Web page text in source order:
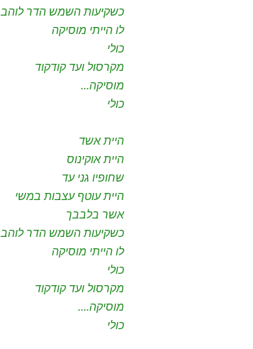
כשקיעות השמש הדר לוהב
לו הייתי מוסיקה
כולי
מקרסול ועד קודקוד
מוסיקה...
כולי
היית אשד
היית אוקינוס
שחופיו גני עד
היית עוטף עצבות במשי
אשר בלבבך
כשקיעות השמש הדר לוהב
לו הייתי מוסיקה
כולי
מקרסול ועד קודקוד
מוסיקה....
כולי